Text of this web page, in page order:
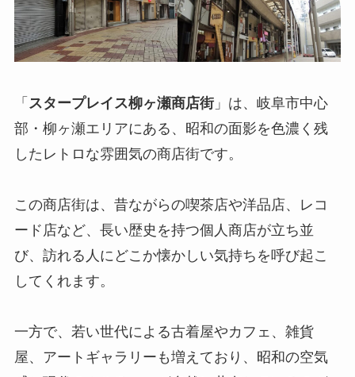
「 スタープレイス柳ヶ瀬商店街」は、岐阜市中心
部・柳ヶ瀬エリアにある、昭和の面影を色濃く残
したレトロな雰囲気の商店街です。
この商店街は、昔ながらの喫茶店や洋品店、レコ
ード店など、長い歴史を持つ個人商店が立ち並
び、訪れる人にどこか懐かしい気持ちを呼び起こ
してくれます。
一方で、若い世代による古着屋やカフェ、雑貨
屋、アートギャラリーも増えており、昭和の空気